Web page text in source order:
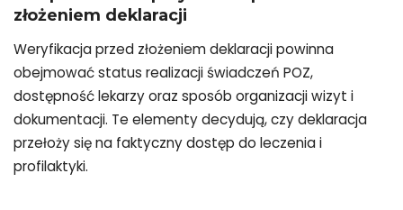
złożeniem deklaracji
Weryfikacja przed złożeniem deklaracji powinna
obejmować status realizacji świadczeń POZ,
dostępność lekarzy oraz sposób organizacji wizyt i
dokumentacji. Te elementy decydują, czy deklaracja
przełoży się na faktyczny dostęp do leczenia i
profilaktyki.